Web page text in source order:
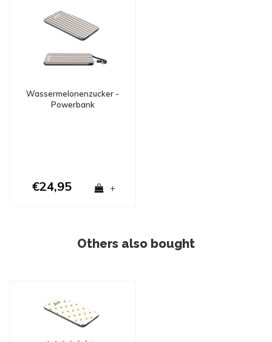
Wassermelonenzucker -
Powerbank
€24,95 +
Others also bought